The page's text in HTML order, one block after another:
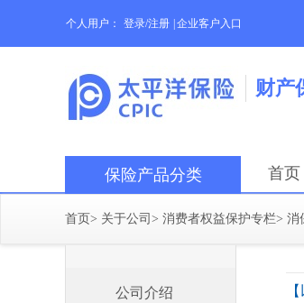
个人用户： 登录/注册 企业客户入口
财产
保险产品分类 首页
首页> 关于公司 > 消费者权益保护专栏> 消
公司介绍